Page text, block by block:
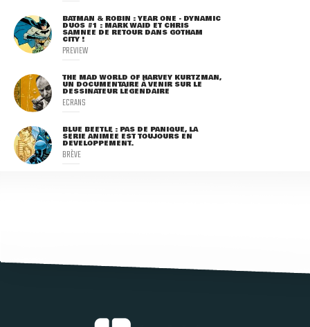
BATMAN & ROBIN : YEAR ONE - DYNAMIC
DUOS #1 : MARK WAID ET CHRIS
SAMNEE DE RETOUR DANS GOTHAM
CITY !
PREVIEW
THE MAD WORLD OF HARVEY KURTZMAN,
UN DOCUMENTAIRE À VENIR SUR LE
DESSINATEUR LÉGENDAIRE
ECRANS
BLUE BEETLE : PAS DE PANIQUE, LA
SÉRIE ANIMÉE EST TOUJOURS EN
DÉVELOPPEMENT.
BRÈVE